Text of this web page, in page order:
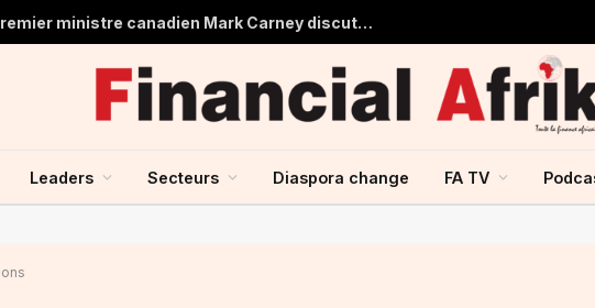
Aliko Dangote et le Premier ministre canadien Mark Carney discutent du renforcement des échanges entre le Canada et l’Afrique
Leaders Secteurs Diaspora change FA TV